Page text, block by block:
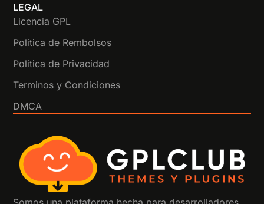
LEGAL
Licencia GPL
Politica de Rembolsos
Politica de Privacidad
Terminos y Condiciones
DMCA